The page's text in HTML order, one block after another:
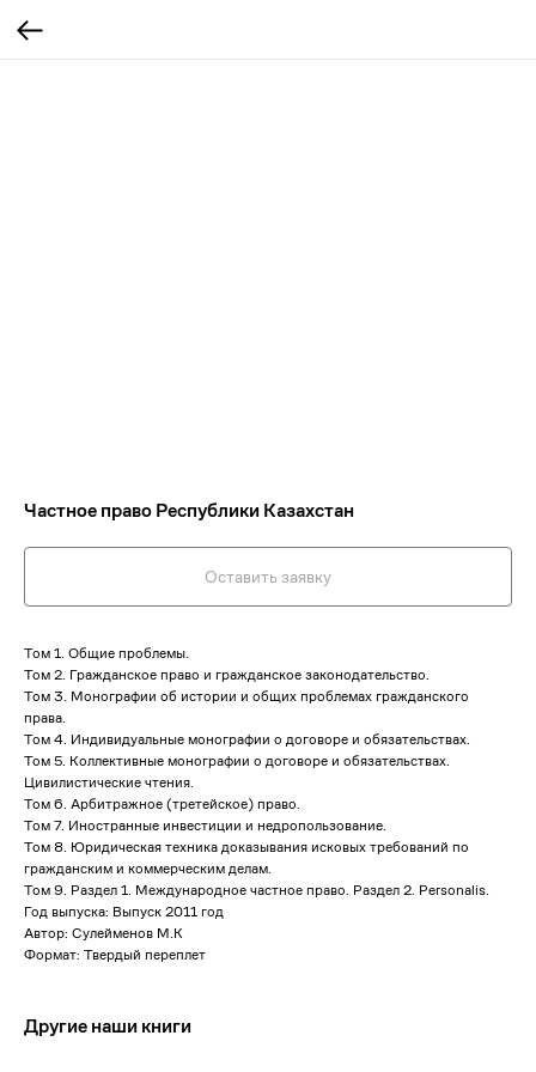
Частное право Республики Казахстан
Оставить заявку
Том 1. Общие проблемы.
Том 2. Гражданское право и гражданское законодательство.
Том 3. Монографии об истории и общих проблемах гражданского
права.
Том 4. Индивидуальные монографии о договоре и обязательствах.
Том 5. Коллективные монографии о договоре и обязательствах.
Цивилистические чтения.
Том 6. Арбитражное (третейское) право.
Том 7. Иностранные инвестиции и недропользование.
Том 8. Юридическая техника доказывания исковых требований по
гражданским и коммерческим делам.
Том 9. Раздел 1. Международное частное право. Раздел 2. Personalis.
Год выпуска: Выпуск 2011 год
Автор: Сулейменов М.К
Формат: Твердый переплет
Другие наши книги